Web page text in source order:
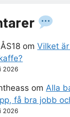
omVilket
2026
om Alla
få bra jobb
2026